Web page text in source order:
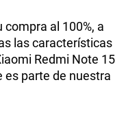
Si
compra al 100%, a
las características
Redmi Note 15
es parte de nuestra